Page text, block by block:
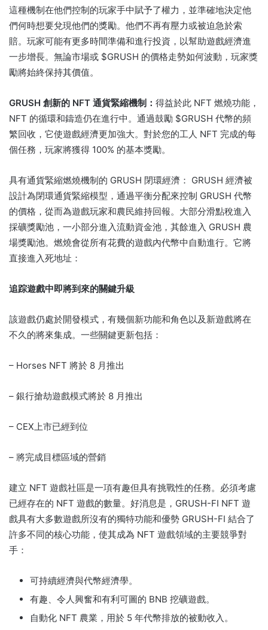
這種機制在他們控制的玩家手中賦予了權力，並準確地決定他
們何時想要兌現他們的獎勵。 他們不再有壓力或被迫急於索
賠。 玩家可能有更多時間準備和進行投資，以幫助遊戲經濟進
一步增長。 無論市場或 $GRUSH 的價格走勢如何波動，玩家獎
勵將始終保持其價值。
GRUSH 創新的 NFT 通貨緊縮機制： 得益於此 NFT 燃燒功能，
NFT 的循環和鑄造仍在進行中。 通過鼓勵 $GRUSH 代幣的頻
繁回收，它使遊戲經濟更加強大。 對於您的工人 NFT 完成的每
個任務，玩家將獲得 100% 的基本獎勵。
具有通貨緊縮燃燒機制的 GRUSH 閉環經濟： GRUSH 經濟被
設計為閉環通貨緊縮模型，通過平衡分配來控制 GRUSH 代幣
的價格，從而為遊戲玩家和農民維持回報。 大部分滑點稅進入
採礦獎勵池，一小部分進入流動資金池，其餘進入 GRUSH 農
場獎勵池。 燃燒會從所有花費的遊戲內代幣中自動進行。 它將
直接進入死地址：
追踪遊戲中即將到來的關鍵升級
該遊戲仍處於開發模式，有幾個新功能和角色以及新遊戲將在
不久的將來集成。 一些關鍵更新包括：
– Horses NFT 將於 8 月推出
– 銀行搶劫遊戲模式將於 8 月推出
– CEX上市已經到位
– 將完成目標區域的營銷
建立 NFT 遊戲社區是一項有趣但具有挑戰性的任務。 必須考慮
已經存在的 NFT 遊戲的數量。 好消息是，GRUSH-FI NFT 遊
戲具有大多數遊戲所沒有的獨特功能和優勢 GRUSH-FI 結合了
許多不同的核心功能，使其成為 NFT 遊戲領域的主要競爭對
手：
可持續經濟與代幣經濟學。
有趣、令人興奮和有利可圖的 BNB 挖礦遊戲。
自動化 NFT 農業，用於 5 年代幣排放的被動收入。